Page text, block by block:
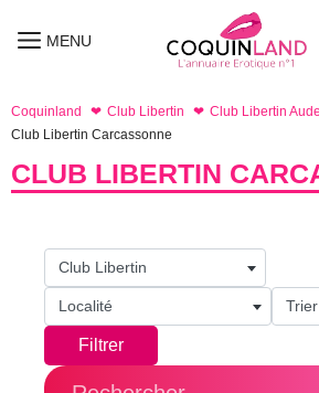
MENU
MENU
Coquinland Club Libertin
Club Libertin Aude
Club Libertin Carcassonne
CLUB LIBERTIN
Club Libertin
Localité
Filtrer